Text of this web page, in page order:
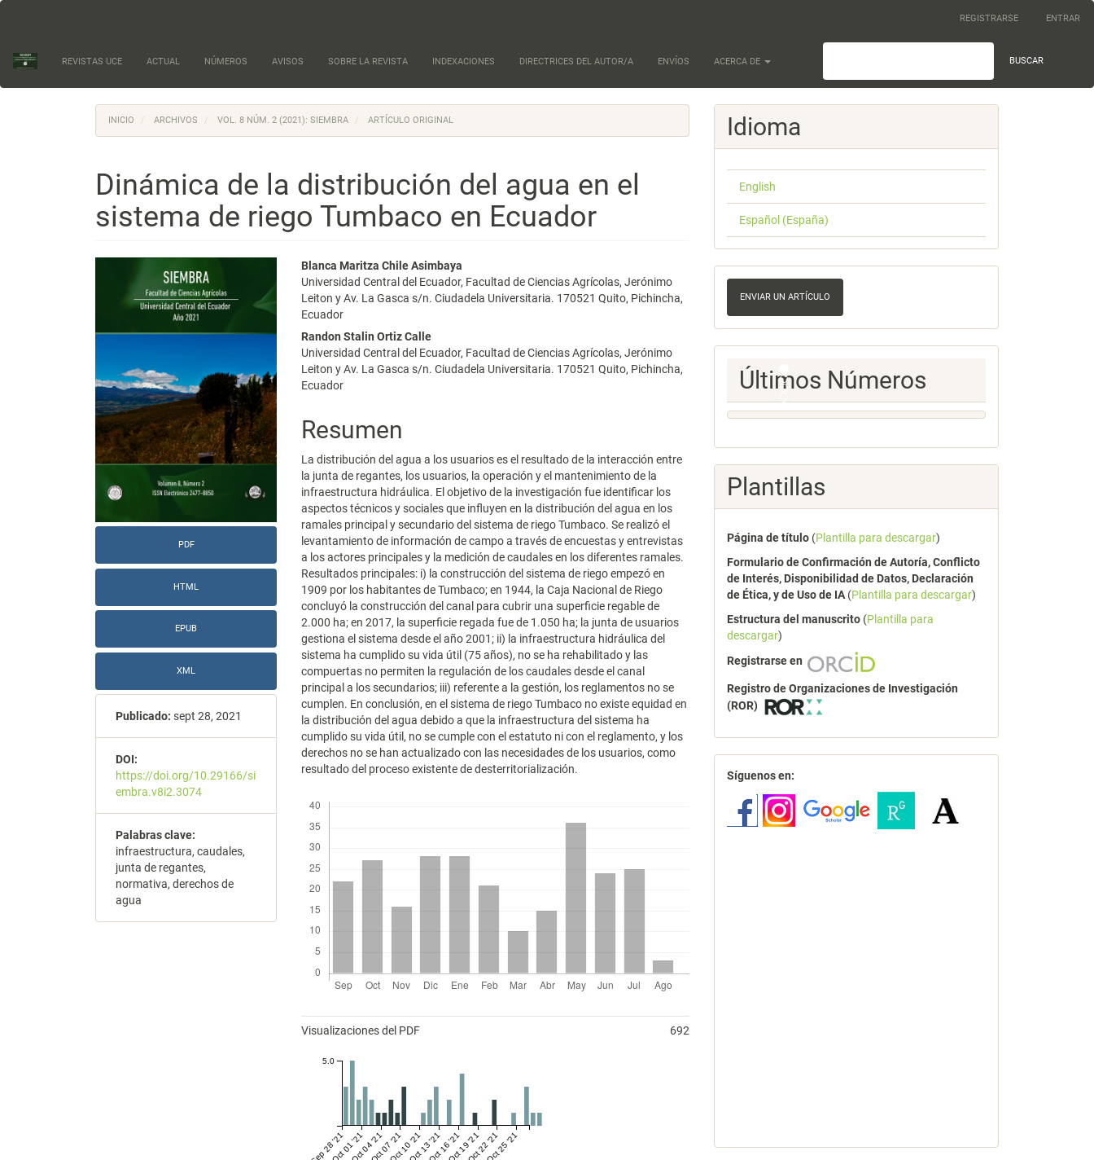
principal
Barra
lateral
REGISTRARSE ENTRAR
REVISTAS UCE ACTUAL NÚMEROS AVISOS SOBRE LA REVISTA INDEXACIONES DIRECTRICES DEL AUTOR/A ENVÍOS ACERCA DE BUSCAR
INICIO ARCHIVOS VOL. 8 NÚM. 2 (2021): SIEMBRA ARTÍCULO ORIGINAL
Dinámica de la distribución del agua en el
sistema de riego Tumbaco en Ecuador
Barra
lateral
PDF
HTML
EPUB
XML
Publicado: sept 28, 2021
DOI:
https://doi.org/10.29166/si
embra.v8i2.3074
Palabras clave:
infraestructura, caudales,
junta de regantes,
normativa, derechos de
agua
Contenido
principal
del
artículo
Blanca Maritza Chile Asimbaya
Universidad Central del Ecuador, Facultad de Ciencias Agrícolas, Jerónimo
Leiton y Av. La Gasca s/n. Ciudadela Universitaria. 170521 Quito, Pichincha,
Ecuador
Randon Stalin Ortiz Calle
Universidad Central del Ecuador, Facultad de Ciencias Agrícolas, Jerónimo
Leiton y Av. La Gasca s/n. Ciudadela Universitaria. 170521 Quito, Pichincha,
Ecuador
Resumen
La distribución del agua a los usuarios es el resultado de la interacción entre
la junta de regantes, los usuarios, la operación y el mantenimiento de la
infraestructura hidráulica. El objetivo de la investigación fue identificar los
aspectos técnicos y sociales que influyen en la distribución del agua en los
ramales principal y secundario del sistema de riego Tumbaco. Se realizó el
levantamiento de información de campo a través de encuestas y entrevistas
a los actores principales y la medición de caudales en los diferentes ramales.
Resultados principales: i) la construcción del sistema de riego empezó en
1909 por los habitantes de Tumbaco; en 1944, la Caja Nacional de Riego
concluyó la construcción del canal para cubrir una superficie regable de
2.000 ha; en 2017, la superficie regada fue de 1.050 ha; la junta de usuarios
gestiona el sistema desde el año 2001; ii) la infraestructura hidráulica del
sistema ha cumplido su vida útil (75 años), no se ha rehabilitado y las
compuertas no permiten la regulación de los caudales desde el canal
principal a los secundarios; iii) referente a la gestión, los reglamentos no se
cumplen. En conclusión, en el sistema de riego Tumbaco no existe equidad en
la distribución del agua debido a que la infraestructura del sistema ha
cumplido su vida útil, no se cumple con el estatuto ni con el reglamento, y los
derechos no se han actualizado con las necesidades de los usuarios, como
resultado del proceso existente de desterritorialización.
Visualizaciones del PDF 692
Sep 28 '21Oct 01 '21Oct 04 '21Oct 07 '21Oct 10 '21Oct 13 '21Oct 16 '21Oct 19 '21Oct 22 '21Oct 25 '21
5.0
Idioma
English
Español (España)
Enviar
un
artículo
ENVIAR UN ARTÍCULO
Ultimos
Numeros
Últimos Números
Plantillas
Página de título (Plantilla para descargar)
Formulario de Confirmación de Autoría, Conflicto
de Interés, Disponibilidad de Datos, Declaración
de Ética, y de Uso de IA (Plantilla para descargar)
Estructura del manuscrito (Plantilla para
descargar)
Registrarse en
Registro de Organizaciones de Investigación
(ROR)
redes
Síguenos en: